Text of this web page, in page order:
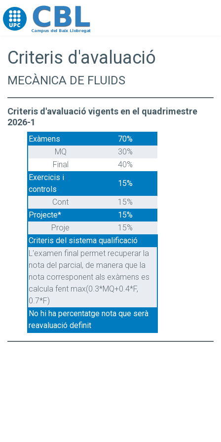
Go to upc.edu
Criteris d'avaluació
MECÀNICA DE FLUIDS
Criteris d'avaluació vigents en el quadrimestre
2026-1
Exàmens
70%
MQ
30%
Final
40%
Exercicis i
controls
15%
Cont
15%
Projecte*
15%
Proje
15%
Criteris del sistema qualificació
L'examen final permet recuperar la
nota del parcial, de manera que la
nota corresponent als exàmens es
calcula fent max(0.3*MQ+0.4*F,
0.7*F)
No hi ha percentatge nota que serà
reavaluació definit